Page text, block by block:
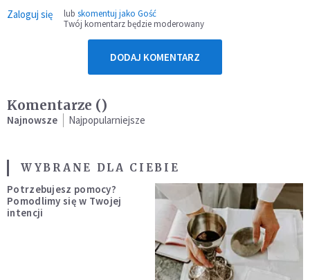
Zaloguj się lub skomentuj jako Gość
Twój komentarz będzie moderowany
DODAJ KOMENTARZ
Komentarze ()
Najnowsze Najpopularniejsze
WYBRANE DLA CIEBIE
Potrzebujesz pomocy?
Pomodlimy się w Twojej
intencji